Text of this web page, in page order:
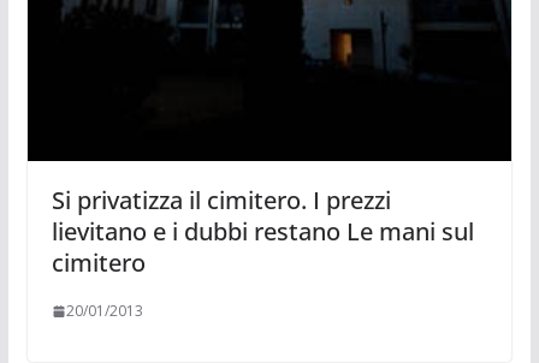
Si privatizza il cimitero. I prezzi
lievitano e i dubbi restano Le mani sul
cimitero
20/01/2013